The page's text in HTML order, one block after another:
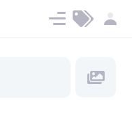
Ücret ve Planlar